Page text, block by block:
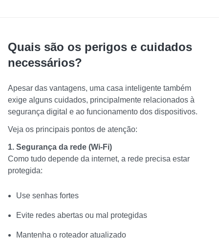
Quais são os perigos e cuidados
necessários?
Apesar das vantagens, uma casa inteligente também
exige alguns cuidados, principalmente relacionados à
segurança digital e ao funcionamento dos dispositivos.
Veja os principais pontos de atenção:
1. Segurança da rede (Wi-Fi)
Como tudo depende da internet, a rede precisa estar
protegida:
Use senhas fortes
Evite redes abertas ou mal protegidas
Mantenha o roteador atualizado